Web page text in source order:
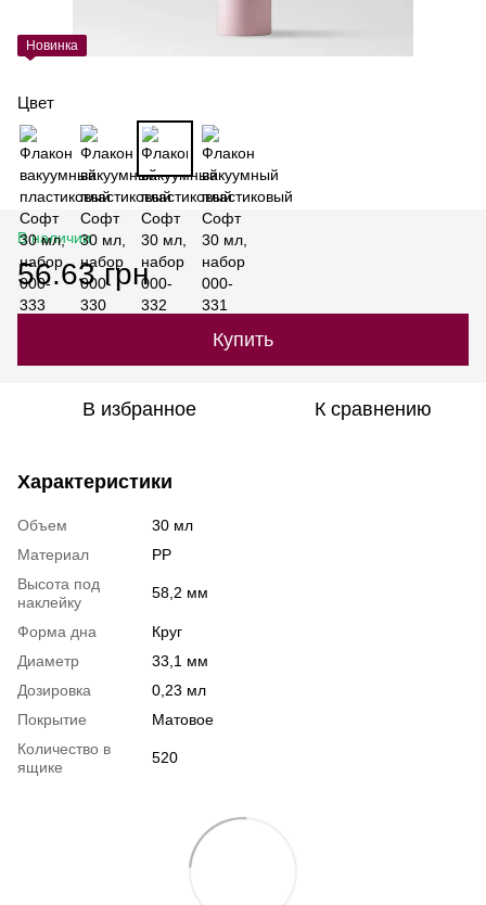
Новинка
Цвет
В наличии
56.63 грн
Купить
В избранное К сравнению
Характеристики
Объем
30 мл
Материал
РР
Высота под
наклейку
58,2 мм
Форма дна
Круг
Диаметр
33,1 мм
Дозировка
0,23 мл
Покрытие
Матовое
Количество в
ящике
520